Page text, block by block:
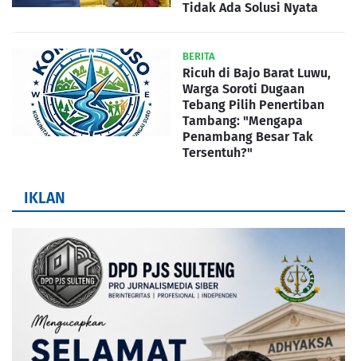
Tidak Ada Solusi Nyata
BERITA
Ricuh di Bajo Barat Luwu,
Warga Soroti Dugaan
Tebang Pilih Penertiban
Tambang: "Mengapa
Penambang Besar Tak
Tersentuh?"
IKLAN